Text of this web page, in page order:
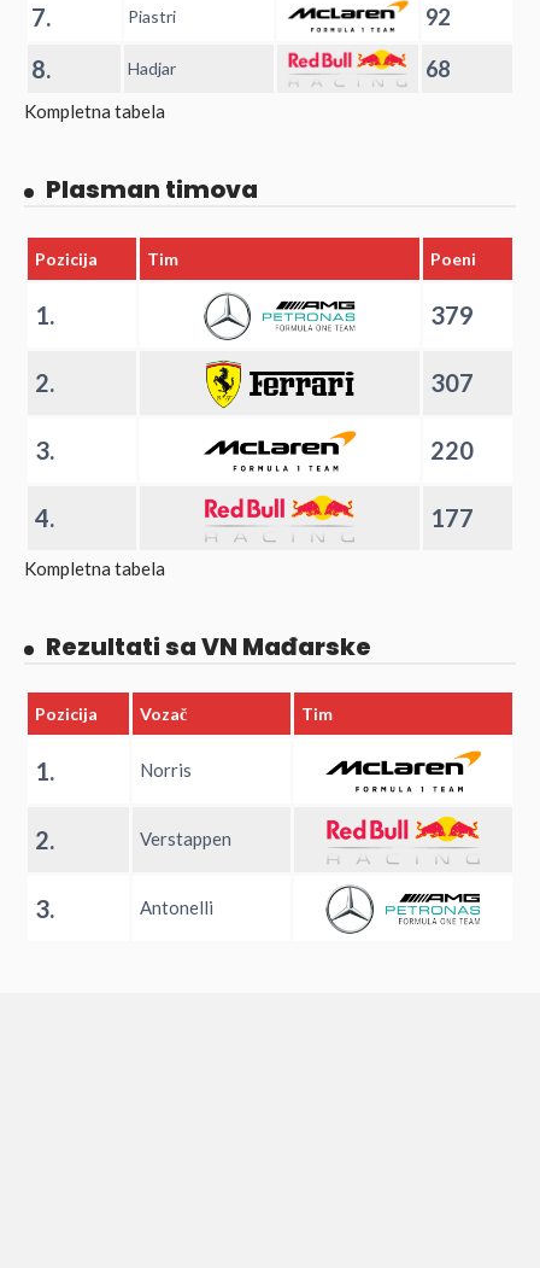
7. Piastri 92
8. Hadjar 68
Kompletna tabela
Plasman timova
Pozicija Tim Poeni
1. 379
2. 307
3. 220
4. 177
Kompletna tabela
Rezultati sa VN Mađarske
Pozicija Vozač Tim
1. Norris
2. Verstappen
3. Antonelli